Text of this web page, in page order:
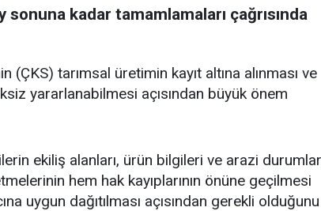
kadar tamamlamaları çağrısında
(ÇKS) tarımsal üretimin kayıt altına alınması ve
yararlanabilmesi açısından büyük önem
ekiliş alanları, ürün bilgileri ve arazi
hem hak kayıplarının önüne geçilmesi
uygun dağıtılması açısından gerekli olduğunu